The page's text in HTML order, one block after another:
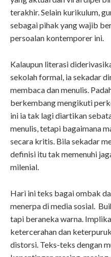
terakhir. Selain kurikulum,
sebagai pihak yang wajib
persoalan kontemporer ini.
Kalaupun literasi
sekolah formal, ia sekadar
membaca dan menulis.
berkembang mengikuti
ini ia tak lagi diartikan
menulis, tetapi bagaimana
secara kritis. Bila sekadar
definisi itu tak memenuhi
milenial.
Hari ini teks bagai ombak
menerpa di media sosial.
tapi beraneka warna.
ketercerahan dan
distorsi. Teks-teks dengan